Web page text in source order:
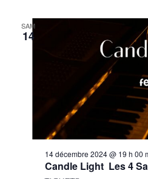
SAM
14
14 décembre 2024 @ 19 h 00
Candle Light Les 4